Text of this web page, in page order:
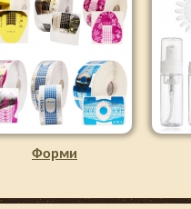
Форми